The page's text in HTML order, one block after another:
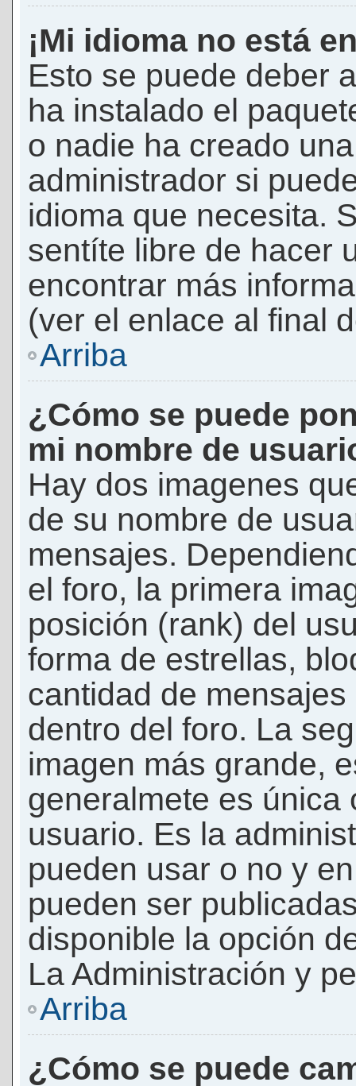
¡Mi idioma no está
Esto se puede deber
ha instalado el
o nadie ha creado
administrador si
idioma que necesita.
sentíte libre de hacer
encontrar más
(ver el enlace al final
Arriba
¿Cómo se puede
mi nombre de
Hay dos imagenes
de su nombre de
mensajes.
el foro, la primera
posición (rank) del
forma de estrellas,
cantidad de
dentro del foro. La
imagen más grande,
generalmete es única
usuario. Es la
pueden usar o no y
pueden ser
disponible la opción
La Administración y
Arriba
¿Cómo se puede